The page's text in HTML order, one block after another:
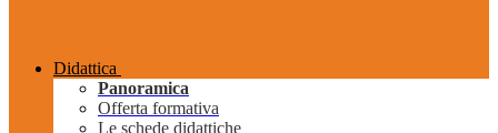
Didattica
Panoramica
Offerta formativa
Le schede didattiche